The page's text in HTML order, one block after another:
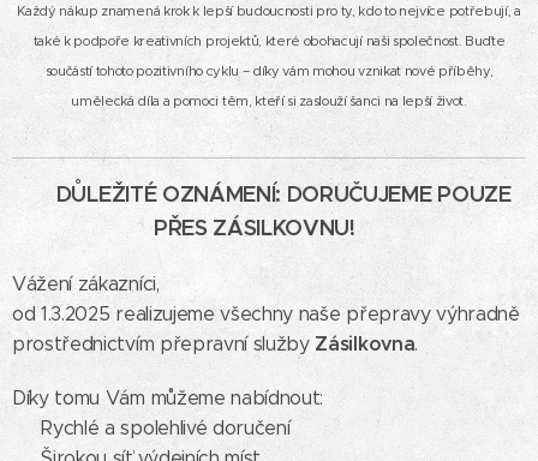
Každý nákup znamená krok k lepší budoucnosti pro ty, kdo to nejvíce potřebují, a
také k podpoře kreativních projektů, které obohacují naši společnost. Buďte
součástí tohoto pozitivního cyklu – díky vám mohou vznikat nové příběhy,
umělecká díla a pomoci těm, kteří si zaslouží šanci na lepší život.
DŮLEŽITÉ OZNÁMENÍ: DORUČUJEME POUZE
PŘES ZÁSILKOVNU!
Vážení zákazníci,
od 1.3.2025 realizujeme všechny naše přepravy výhradně
prostřednictvím přepravní služby Zásilkovna.
Díky tomu Vám můžeme nabídnout:
✅ Rychlé a spolehlivé doručení